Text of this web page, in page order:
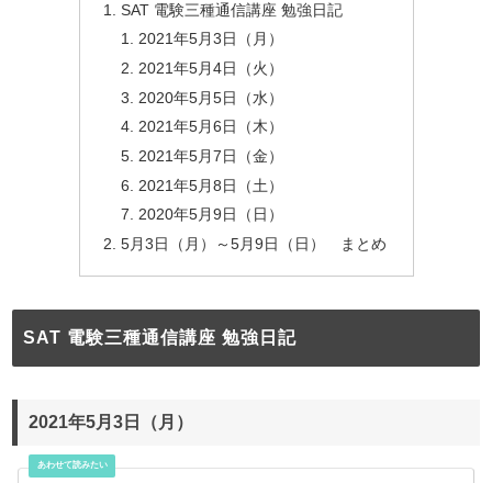
SAT 電験三種通信講座 勉強日記
2021年5月3日（月）
2021年5月4日（火）
2020年5月5日（水）
2021年5月6日（木）
2021年5月7日（金）
2021年5月8日（土）
2020年5月9日（日）
5月3日（月）～5月9日（日） まとめ
SAT 電験三種通信講座 勉強日記
2021年5月3日（月）